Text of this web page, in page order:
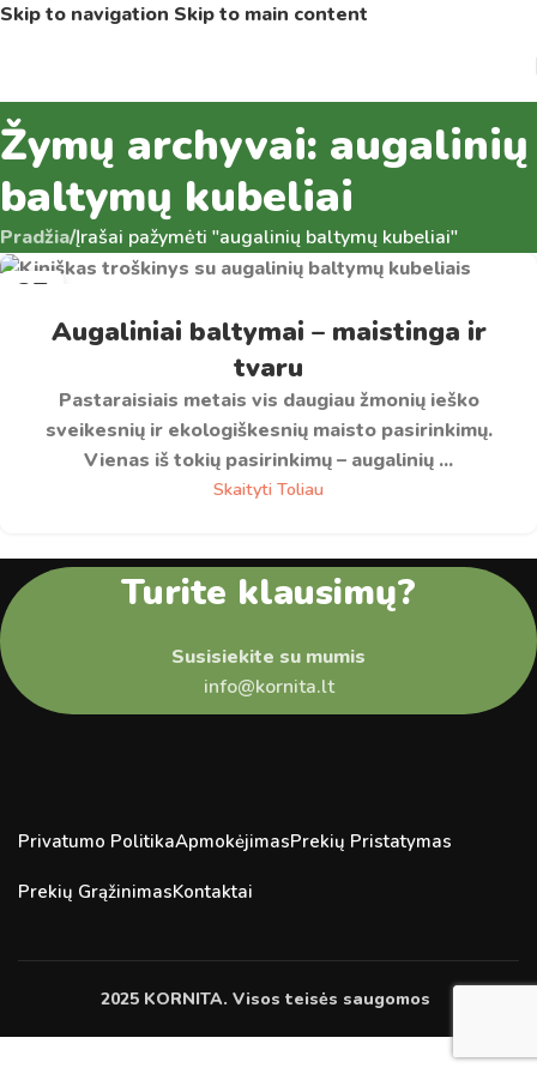
Skip to navigation Skip to main content
Žymų archyvai: augalinių
baltymų kubeliai
Pradžia/Įrašai pažymėti "augalinių baltymų kubeliai"
27
Augaliniai baltymai – maistinga ir
tvaru
Pastaraisiais metais vis daugiau žmonių ieško
sveikesnių ir ekologiškesnių maisto pasirinkimų.
Vienas iš tokių pasirinkimų – augalinių ...
Skaityti Toliau
Turite klausimų?
Susisiekite su mumis
info@kornita.lt
Privatumo PolitikaApmokėjimasPrekių Pristatymas
Prekių GrąžinimasKontaktai
2025 KORNITA. Visos teisės saugomos